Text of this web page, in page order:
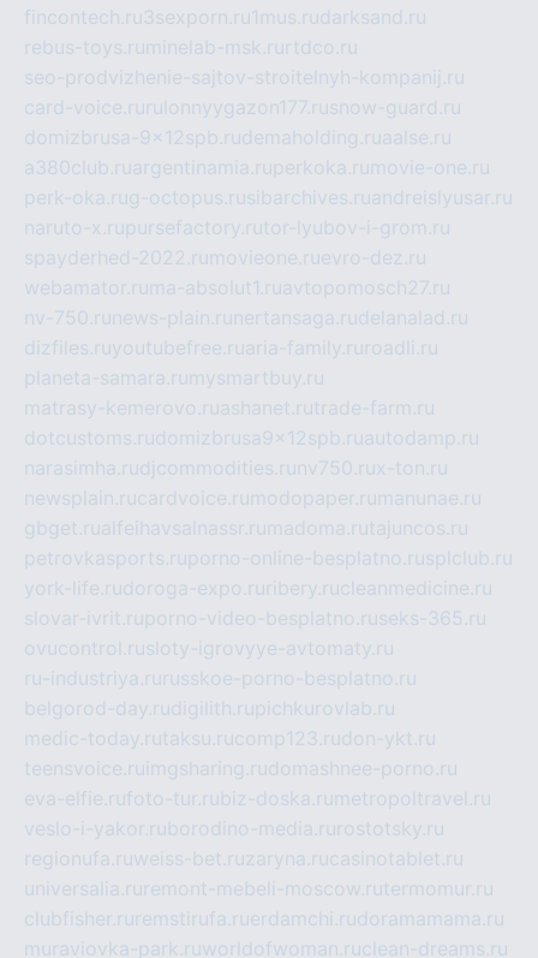
fincontech.ru3sexporn.ru1mus.rudarksand.ru
rebus-toys.ru minelab-msk.ru rtdco.ru
seo-prodvizhenie-sajtov-stroitelnyh-kompanij.ru
card-voice.ru rulonnyygazon177.rusnow-guard.ru
domizbrusa-9x12spb.rudemaholding.ruaalse.ru
a380club.ruargentinamia.ruperkoka.ru movie-one.ru
perk-oka.rug-octopus.rusibarchives.ruandreislyusar.ru
naruto-x.rupursefactory.rutor-lyubov-i-grom.ru
spayderhed-2022.ru movieone.ruevro-dez.ru
webamator.ru ma-absolut1.ruavtopomosch27.ru
nv-750.ru news-plain.ru nertansaga.rudelanalad.ru
dizfiles.ruyoutubefree.ruaria-family.ru roadli.ru
planeta-samara.ru mysmartbuy.ru
matrasy-kemerovo.ruashanet.rutrade-farm.ru
dotcustoms.rudomizbrusa9x12spb.ruautodamp.ru
narasimha.rudjcommodities.ru nv750.rux-ton.ru
newsplain.rucardvoice.ru modopaper.ru manunae.ru
gbget.rualfeihavsalnassr.ru madoma.rutajuncos.ru
petrovkasports.ruporno-online-besplatno.rusplclub.ru
york-life.rudoroga-expo.ru ribery.rucleanmedicine.ru
slovar-ivrit.ruporno-video-besplatno.ruseks-365.ru
ovucontrol.rusloty-igrovyye-avtomaty.ru
ru-industriya.ru russkoe-porno-besplatno.ru
belgorod-day.rudigilith.rupichkurovlab.ru
medic-today.rutaksu.rucomp123.rudon-ykt.ru
teensvoice.ru imgsharing.rudomashnee-porno.ru
eva-elfie.rufoto-tur.rubiz-doska.ru metropoltravel.ru
veslo-i-yakor.ruborodino-media.ru rostotsky.ru
regionufa.ruweiss-bet.ruzaryna.rucasinotablet.ru
universalia.ru remont-mebeli-moscow.rutermomur.ru
clubfisher.ru remstirufa.ruerdamchi.rudoramamama.ru
muraviovka-park.ruworldofwoman.ruclean-dreams.ru